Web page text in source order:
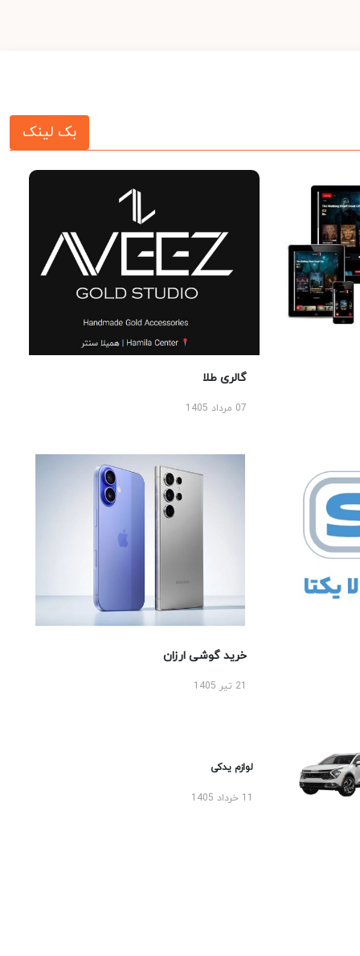
بک لینک
گالری طلا
07 مرداد 1405
خرید گوشی ارزان
لوازم یدکی